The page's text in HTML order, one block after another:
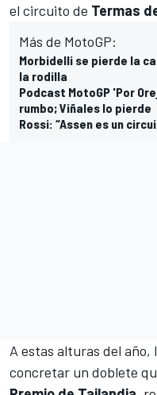
el circuito de Termas
Más de MotoGP:
Morbidelli se pierde la
la rodilla
Podcast MotoGP 'Por
rumbo; Viñales lo pierde
Rossi: “Assen es un
A estas alturas del
concretar un doblete